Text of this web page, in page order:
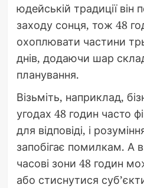
юдейській традиції він
заходу сонця, тож 48
охоплювати частини
днів, додаючи шар
планування.
Візьміть, наприклад,
угодах 48 годин часто
для відповіді, і
запобігає помилкам. А
часові зони 48 годин
або стиснутися